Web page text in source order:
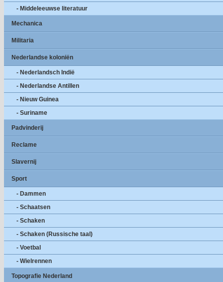
- Middeleeuwse literatuur
Mechanica
Militaria
Nederlandse koloniën
- Nederlandsch Indië
- Nederlandse Antillen
- Nieuw Guinea
- Suriname
Padvinderij
Reclame
Slavernij
Sport
- Dammen
- Schaatsen
- Schaken
- Schaken (Russische taal)
- Voetbal
- Wielrennen
Topografie Nederland